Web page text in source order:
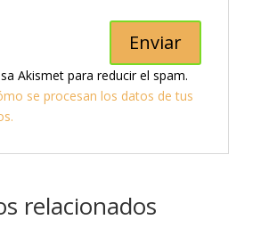
Akismet para reducir el spam.
se procesan los datos de tus
relacionados